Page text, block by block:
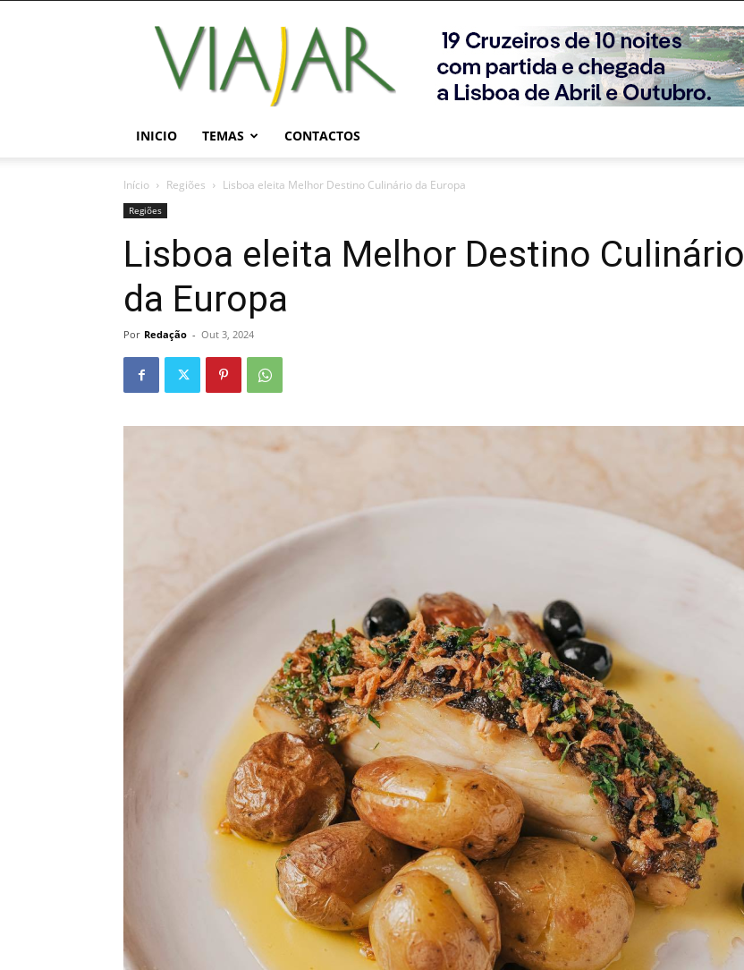
Viajar
Magazine
Online
INICIO TEMAS CONTACTOS
Início Regiões Lisboa eleita Melhor Destino Culinário da Europa
Regiões
Lisboa eleita Melhor Destino Culinário
da Europa
Por Redação - Out 3, 2024